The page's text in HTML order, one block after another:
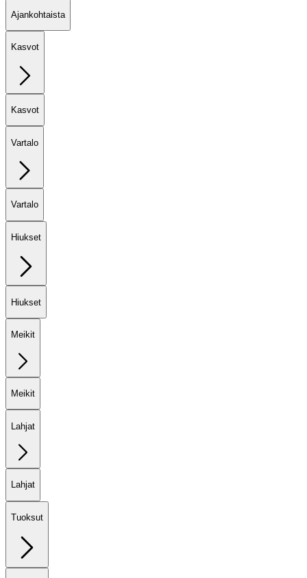
Ajankohtaista
Kasvot
Kasvot
Vartalo
Vartalo
Hiukset
Hiukset
Meikit
Meikit
Lahjat
Lahjat
Tuoksut